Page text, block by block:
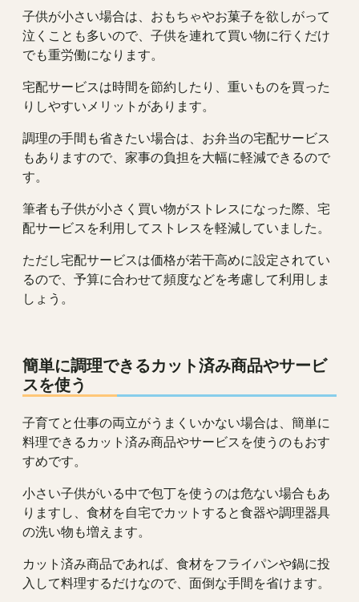
子供が小さい場合は、おもちゃやお菓子を欲しがって
泣くことも多いので、子供を連れて買い物に行くだけ
でも重労働になります。
宅配サービスは時間を節約したり、重いものを買った
りしやすいメリットがあります。
調理の手間も省きたい場合は、お弁当の宅配サービス
もありますので、家事の負担を大幅に軽減できるので
す。
筆者も子供が小さく買い物がストレスになった際、宅
配サービスを利用してストレスを軽減していました。
ただし宅配サービスは価格が若干高めに設定されてい
るので、予算に合わせて頻度などを考慮して利用しま
しょう。
簡単に調理できるカット済み商品やサービ
スを使う
子育てと仕事の両立がうまくいかない場合は、簡単に
料理できるカット済み商品やサービスを使うのもおす
すめです。
小さい子供がいる中で包丁を使うのは危ない場合もあ
りますし、食材を自宅でカットすると食器や調理器具
の洗い物も増えます。
カット済み商品であれば、食材をフライパンや鍋に投
入して料理するだけなので、面倒な手間を省けます。